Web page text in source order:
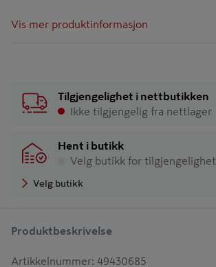
Vis mer produktinformasjon
Tilgjengelighet i nettbutikken
Ikke tilgjengelig fra nettlager
Hent i butikk
Velg butikk for tilgjengelighet
Velg butikk
Produktbeskrivelse
Artikkelnummer: 49430685